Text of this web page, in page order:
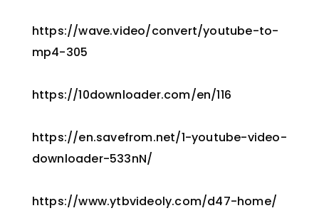
https://wave.video/convert/youtube-to-
mp4-305
https://10downloader.com/en/116
https://en.savefrom.net/1-youtube-video-
downloader-533nN/
https://www.ytbvideoly.com/d47-home/